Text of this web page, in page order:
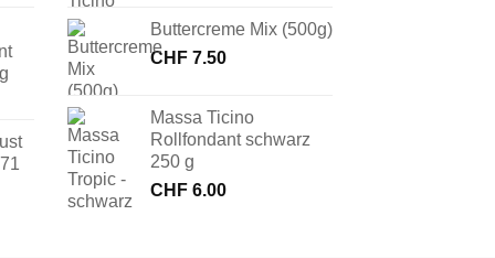
Buttercreme Mix (500g)
CHF 7.50
Massa Ticino
Rollfondant schwarz
250 g
CHF 6.00